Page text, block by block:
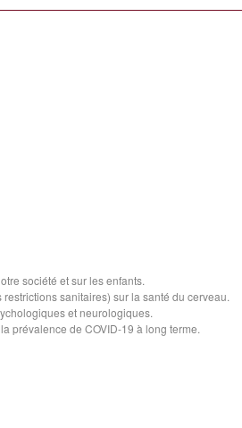
société et sur les enfants.
sanitaires) sur la santé du cerveau.
et neurologiques.
prévalence de COVID-19 à long terme.